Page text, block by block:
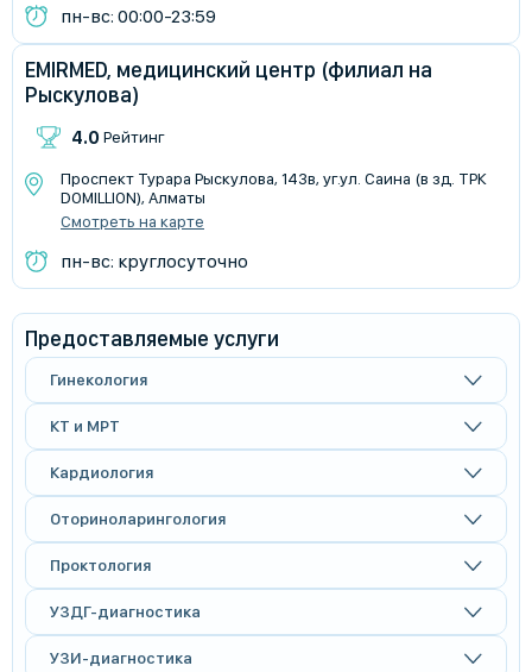
пн-вс: 00:00-23:59
EMIRMED, медицинский центр (филиал на
Рыскулова)
4.0 Рейтинг
Проспект Турара Рыскулова, 143в, уг.ул. Саина (в зд. ТРК
DOMILLION), Алматы
Смотреть на карте
пн-вс: круглосуточно
Предоставляемые услуги
Гинекология
КТ и МРТ
Кардиология
Оториноларингология
Проктология
УЗДГ-диагностика
УЗИ-диагностика